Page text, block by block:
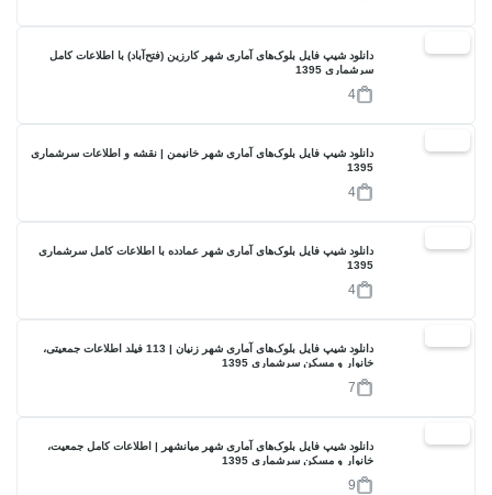
دانلود شیپ فایل بلوک‌های آماری شهر کارزین (فتح‌آباد) با اطلاعات کامل
سرشماری 1395
4
دانلود شیپ فایل بلوک‌های آماری شهر خانیمن | نقشه و اطلاعات سرشماری
1395
4
دانلود شیپ فایل بلوک‌های آماری شهر عمادده با اطلاعات کامل سرشماری
1395
4
دانلود شیپ فایل بلوک‌های آماری شهر زنیان | 113 فیلد اطلاعات جمعیتی،
خانوار و مسکن سرشماری 1395
7
دانلود شیپ فایل بلوک‌های آماری شهر میانشهر | اطلاعات کامل جمعیت،
خانوار و مسکن سرشماری 1395
9